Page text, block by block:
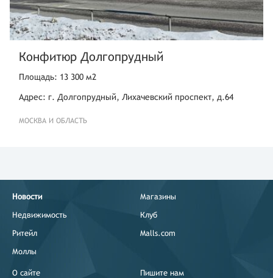
Конфитюр Долгопрудный
Площадь: 13 300 м2
Адрес: г. Долгопрудный, Лихачевский проспект, д.64
МОСКВА И ОБЛАСТЬ
Новости
Недвижимость
Ритейл
Моллы
Магазины
Клуб
Malls.com
О сайте
Пишите нам